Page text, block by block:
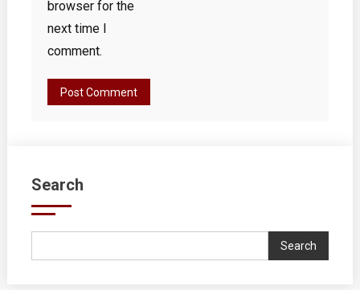
browser for the
next time I
comment.
Search
Search